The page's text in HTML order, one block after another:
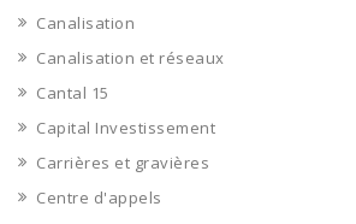
Canalisation
Canalisation et réseaux
Cantal 15
Capital Investissement
Carrières et gravières
Centre d'appels